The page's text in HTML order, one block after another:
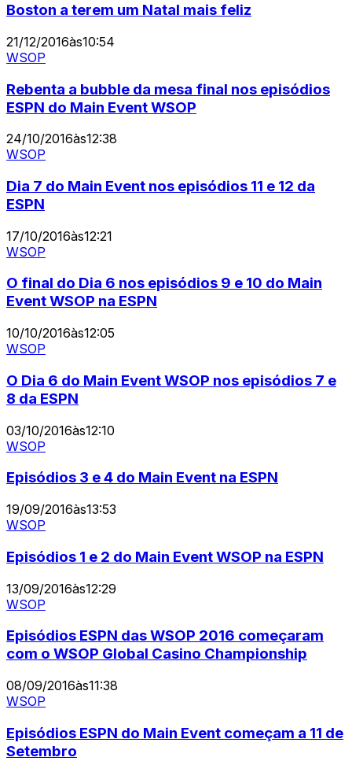
Boston a terem um Natal mais feliz
21/12/2016às10:54
WSOP
Rebenta a bubble da mesa final nos episódios
ESPN do Main Event WSOP
24/10/2016às12:38
WSOP
Dia 7 do Main Event nos episódios 11 e 12 da
ESPN
17/10/2016às12:21
WSOP
O final do Dia 6 nos episódios 9 e 10 do Main
Event WSOP na ESPN
10/10/2016às12:05
WSOP
O Dia 6 do Main Event WSOP nos episódios 7 e
8 da ESPN
03/10/2016às12:10
WSOP
Episódios 3 e 4 do Main Event na ESPN
19/09/2016às13:53
WSOP
Episódios 1 e 2 do Main Event WSOP na ESPN
13/09/2016às12:29
WSOP
Episódios ESPN das WSOP 2016 começaram
com o WSOP Global Casino Championship
08/09/2016às11:38
WSOP
Episódios ESPN do Main Event começam a 11 de
Setembro